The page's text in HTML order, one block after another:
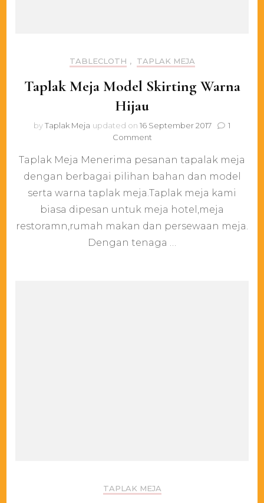
TABLECLOTH , TAPLAK MEJA
Taplak Meja Model Skirting Warna
Hijau
byTaplak Meja updated on 16 September 2017
1
Commenton
Meja
Model
Warna
Hijau
Taplak Meja Menerima pesanan tapalak meja
dengan berbagai pilihan bahan dan model
serta warna taplak meja.Taplak meja kami
biasa dipesan untuk meja hotel,meja
restoramn,rumah makan dan persewaan meja.
Dengan tenaga …
TAPLAK MEJA